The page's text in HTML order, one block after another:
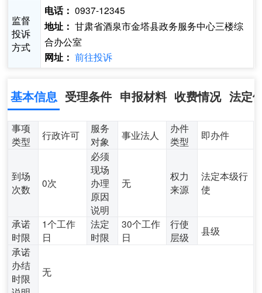
监督
投诉
方式
电话： 0937-12345
地址： 甘肃省酒泉市金塔县政务服务中心三楼综
合办公室
网址： 前往投诉
基本信息 受理条件 申报材料 收费情况 法定
事项
类型
行政许可
服务
对象
事业法人
办件
类型
即办件
到场
次数
0次
必须
现场
办理
原因
说明
无
权力
来源
法定本级行
使
承诺
时限
1个工作
日
法定
时限
30个工作
日
行使
层级
县级
承诺
办结
时限
无